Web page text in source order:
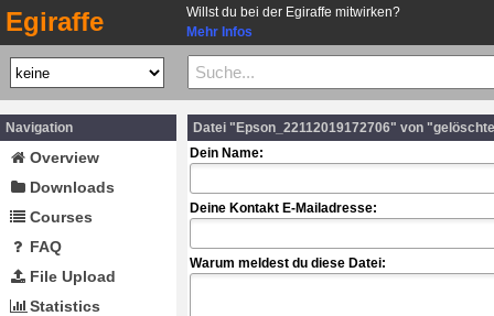
Egiraffe
Willst du bei der Egiraffe mitwirken?
Mehr Infos
Navigation
Overview
Downloads
Courses
FAQ
File Upload
Statistics
Datei "Epson_22112019172706" von
Dein Name:
Deine Kontakt E-Mailadresse:
Warum meldest du diese Datei: